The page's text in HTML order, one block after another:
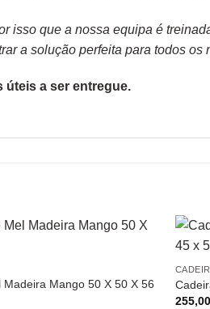
isso que a nossa equipa é
a solução perfeita para todos os
úteis a ser entregue.
Madeira Mango 50 X 50 X 56
255,00